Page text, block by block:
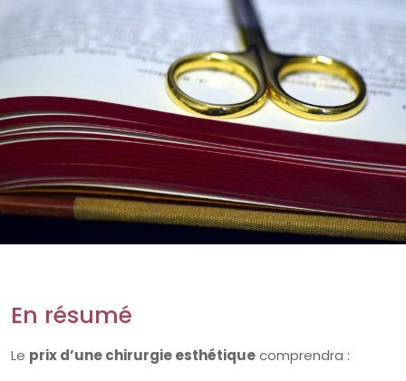
En résumé
Le prix d’une chirurgie esthétiquecomprendra :